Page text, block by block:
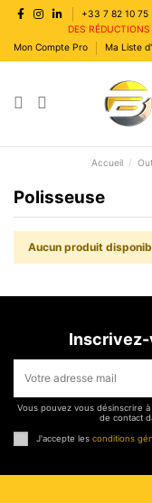
+33 7 82 10 75
DES RÉDUCTIONS
Mon Compte Pro
Ma Liste
Accueil
Polisseuse
Aucun produit
Vous pouvez vous désinscrire
de contact
J'accepte les conditions